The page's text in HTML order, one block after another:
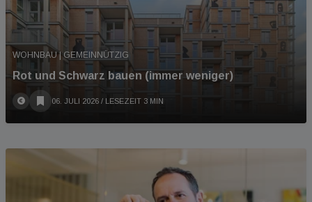
WOHNBAU | GEMEINNÜTZIG
Rot und Schwarz bauen (immer weniger)
06. JULI 2026 / LESEZEIT 3 MIN